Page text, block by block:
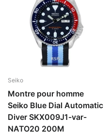
Seiko
Montre pour homme
Seiko Blue Dial Automatic
Diver SKX009J1-var-
NATO20 200M